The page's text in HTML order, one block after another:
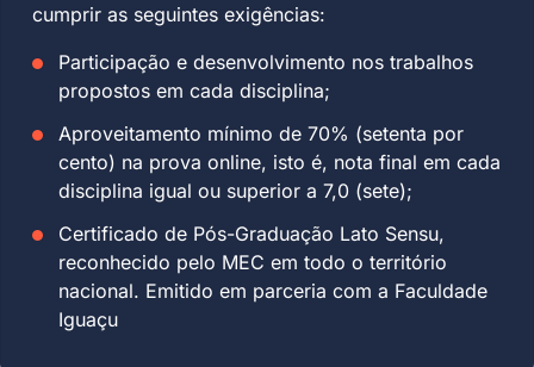
cumprir as seguintes exigências:
Participação e desenvolvimento nos trabalhos
propostos em cada disciplina;
Aproveitamento mínimo de 70% (setenta por
cento) na prova online, isto é, nota final em cada
disciplina igual ou superior a 7,0 (sete);
Certificado de Pós-Graduação Lato Sensu,
reconhecido pelo MEC em todo o território
nacional. Emitido em parceria com a Faculdade
Iguaçu